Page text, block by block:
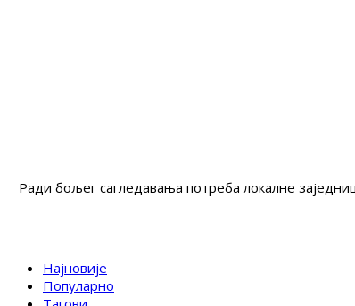
Ради бољег сагледавања потреба локалне
Најновије
Популарно